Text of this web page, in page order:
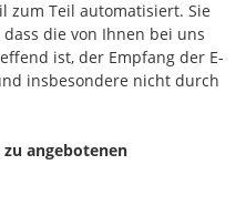
zum Teil automatisiert. Sie
die von Ihnen bei uns
ist, der Empfang der E-
insbesondere nicht durch
zu angebotenen